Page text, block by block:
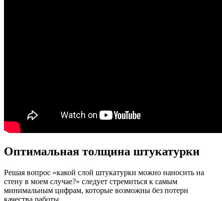
Оптимальная толщина штукатурки
Решая вопрос «какой слой штукатурки можно наносить на
стену в моем случае?» следует стремиться к самым
минимальным цифрам, которые возможны без потери
качества работы.